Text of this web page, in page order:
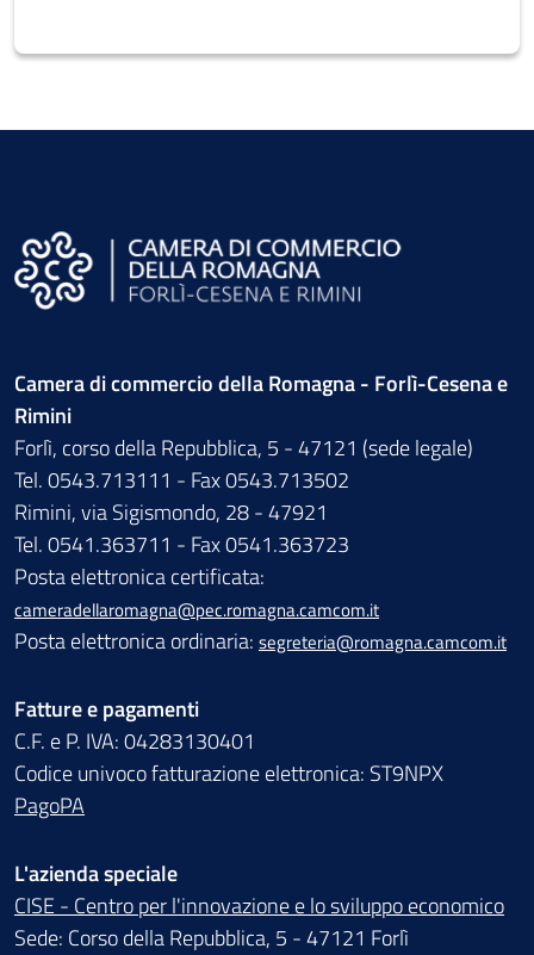
Camera di commercio della Romagna - Forlì-Cesena e
Rimini
Forlì, corso della Repubblica, 5 - 47121 (sede legale)
Tel. 0543.713111 - Fax 0543.713502
Rimini, via Sigismondo, 28 - 47921
Tel. 0541.363711 - Fax 0541.363723
Posta elettronica certificata:
cameradellaromagna@pec.romagna.camcom.it
Posta elettronica ordinaria: segreteria@romagna.camcom.it
Fatture e pagamenti
C.F. e P. IVA: 04283130401
Codice univoco fatturazione elettronica: ST9NPX
PagoPA
L'azienda speciale
CISE - Centro per l'innovazione e lo sviluppo economico
Sede: Corso della Repubblica, 5 - 47121 Forlì